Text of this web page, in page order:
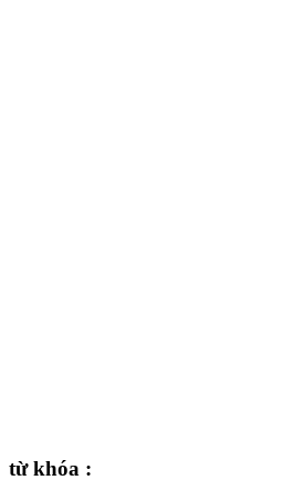
từ khóa :